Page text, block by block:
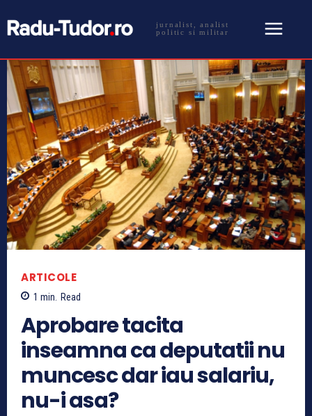
jurnalist, analist
politic si militar
ARTICOLE
1 min. Read
Aprobare tacita
inseamna ca deputatii nu
muncesc dar iau salariu,
nu-i asa?